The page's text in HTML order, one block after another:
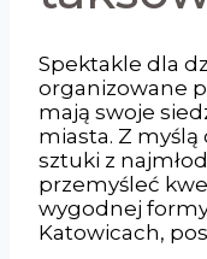
Spektakle dla
organizowane
mają swoje
miasta. Z myślą
sztuki z
przemyśleć
wygodnej
Katowicach,